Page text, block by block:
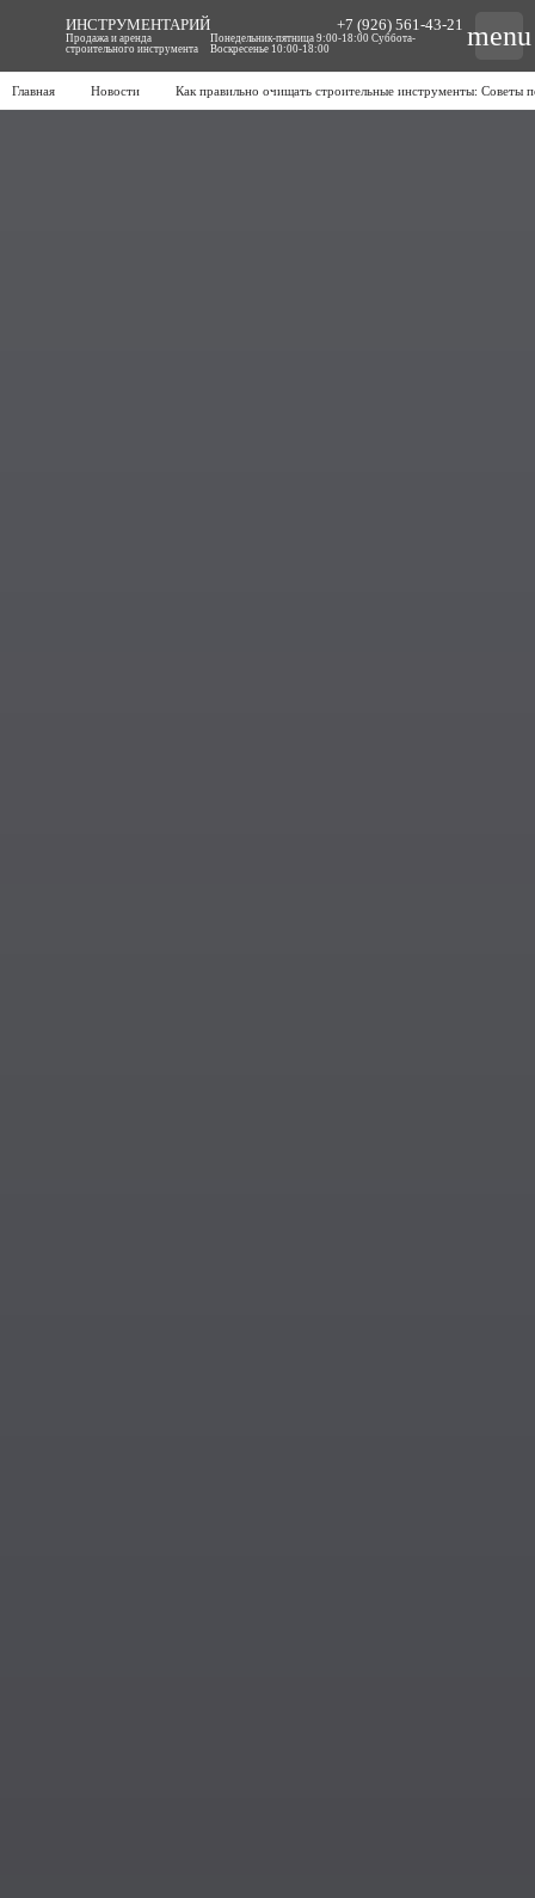
Главная Новости Как правильно очищать строительные инструменты:
ИНСТРУМЕНТАРИЙ
Продажа и аренда
строительного инструмента
+7 (926) 561-43-21
Понедельник-пятница 9:00-18:00 Суббота-
Воскресенье 10:00-18:00
menu